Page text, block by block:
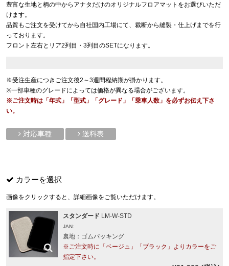
豊富な生地と柄の中からアナタだけのオリジナルフロアマットをお選びいただ
けます。
品質もご注文を受けてから自社国内工場にて、裁断から縫製・仕上げまでを行
っております。
フロント左右とリア2列目・3列目のSETになります。
※受注生産につきご注文後2～3週間程納期が掛かります。
※一部車種のグレードによっては価格が異なる場合がございます。
※ご注文時は「年式」「型式」「グレード」「乗車人数」を必ずお伝え下さ
い。
対応車種 送料表
カラーを選択
画像をクリックすると、詳細画像をご覧いただけます。
スタンダード LM-W-STD
JAN:
裏地：ゴムパッキング
※ご注文時に「ベージュ」「ブラック」よりカラーをご
指定下さい。